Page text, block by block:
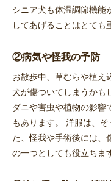
シニア犬も体温調節機能
してあげることはとても
②病気や怪我の予防
お散歩中、草むらや植え
犬が傷ついてしまうかも
ダニや害虫や植物の影響
もあります。 洋服は、
た、怪我や手術後には、
の一つとしても役立ちま